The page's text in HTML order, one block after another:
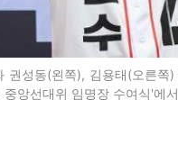
권성동(왼쪽), 김용태(오른쪽
앙선대위 임명장 수여식'에